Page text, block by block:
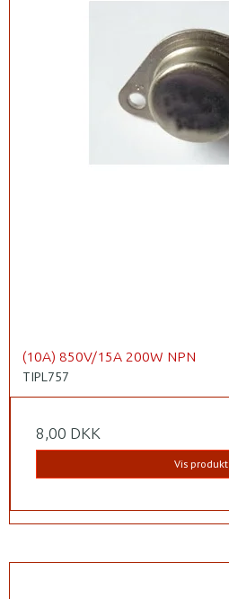
(10A) 850V/15A 200W NPN
TIPL757
8,00 DKK
Vis produkt